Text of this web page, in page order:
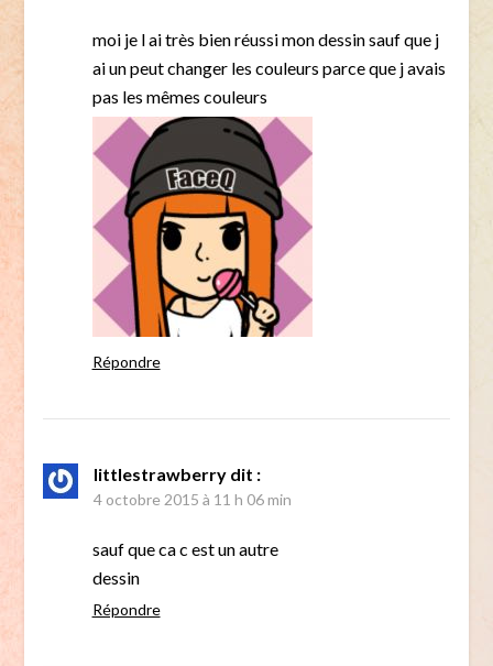
moi je l ai très bien réussi mon dessin sauf que j
ai un peut changer les couleurs parce que j avais
pas les mêmes couleurs
Répondre
littlestrawberry dit :
4 octobre 2015 à 11 h 06 min
sauf que ca c est un autre
dessin
Répondre